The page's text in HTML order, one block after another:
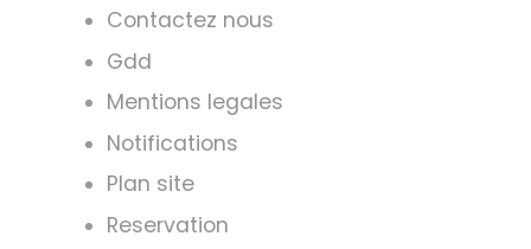
Contactez nous
Gdd
Mentions legales
Notifications
Plan site
Reservation